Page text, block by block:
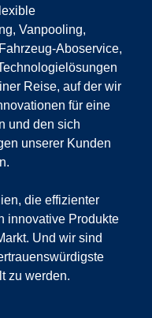
Vanpooling,
Aboservice,
Reise, auf der wir
für eine
und den sich
unserer Kunden
die effizienter
innovative Produkte
Und wir sind
zu werden.